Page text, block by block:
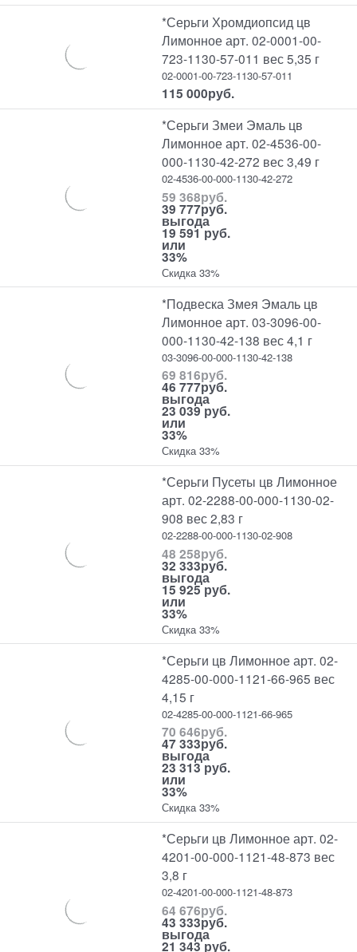
*Серьги Хромдиопсид цв
Лимонное арт. 02-0001-00-
723-1130-57-011 вес 5,35 г
02-0001-00-723-1130-57-011
115 000руб.
*Серьги Змеи Эмаль цв
Лимонное арт. 02-4536-00-
000-1130-42-272 вес 3,49 г
02-4536-00-000-1130-42-272
59 368руб.
39 777руб.
выгода
19 591 руб.
или
33%
Скидка 33%
*Подвеска Змея Эмаль цв
Лимонное арт. 03-3096-00-
000-1130-42-138 вес 4,1 г
03-3096-00-000-1130-42-138
69 816руб.
46 777руб.
выгода
23 039 руб.
или
33%
Скидка 33%
*Серьги Пусеты цв Лимонное
арт. 02-2288-00-000-1130-02-
908 вес 2,83 г
02-2288-00-000-1130-02-908
48 258руб.
32 333руб.
выгода
15 925 руб.
или
33%
Скидка 33%
*Серьги цв Лимонное арт. 02-
4285-00-000-1121-66-965 вес
4,15 г
02-4285-00-000-1121-66-965
70 646руб.
47 333руб.
выгода
23 313 руб.
или
33%
Скидка 33%
*Серьги цв Лимонное арт. 02-
4201-00-000-1121-48-873 вес
3,8 г
02-4201-00-000-1121-48-873
64 676руб.
43 333руб.
выгода
21 343 руб.